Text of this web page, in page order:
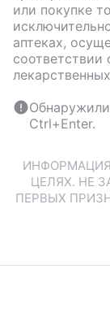
или покупке
аптеках,
Ctrl+Enter.
ЦЕЛЯХ. НЕ
ПЕРВЫХ